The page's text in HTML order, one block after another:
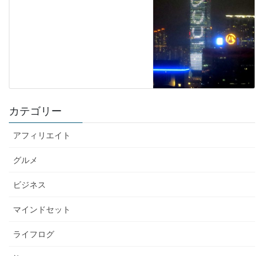
カテゴリー
アフィリエイト
グルメ
ビジネス
マインドセット
ライフログ